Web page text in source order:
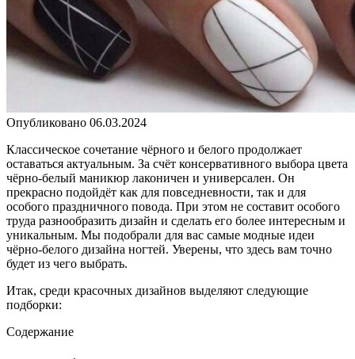
Опубликовано 06.03.2024
Классическое сочетание чёрного и белого продолжает
оставаться актуальным. За счёт консервативного выбора цвета
чёрно-белый маникюр лаконичен и универсален. Он
прекрасно подойдёт как для повседневности, так и для
особого праздничного повода. При этом не составит особого
труда разнообразить дизайн и сделать его более интересным и
уникальным. Мы подобрали для вас самые модные идеи
чёрно-белого дизайна ногтей. Уверены, что здесь вам точно
будет из чего выбрать.
Итак, среди красочных дизайнов выделяют следующие
подборки:
Содержание